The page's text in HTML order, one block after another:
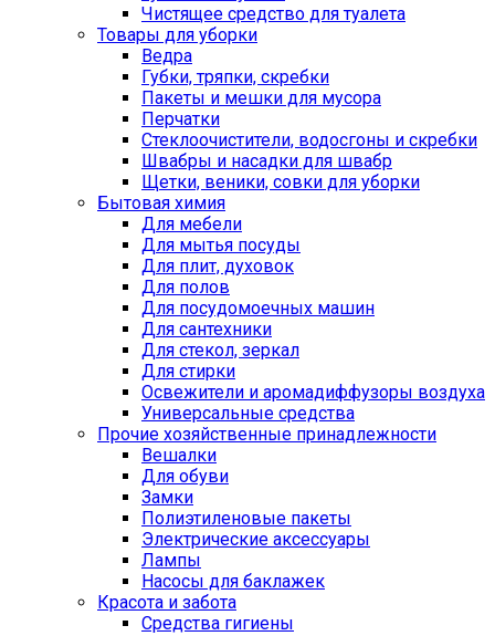
Чистящее средство для туалета
Товары для уборки
Ведра
Губки, тряпки, скребки
Пакеты и мешки для мусора
Перчатки
Стеклоочистители, водосгоны и скребки
Швабры и насадки для швабр
Щетки, веники, совки для уборки
Бытовая химия
Для мебели
Для мытья посуды
Для плит, духовок
Для полов
Для посудомоечных машин
Для сантехники
Для стекол, зеркал
Для стирки
Освежители и аромадиффузоры воздуха
Универсальные средства
Прочие хозяйственные принадлежности
Вешалки
Для обуви
Замки
Полиэтиленовые пакеты
Электрические аксессуары
Лампы
Насосы для баклажек
Красота и забота
Средства гигиены